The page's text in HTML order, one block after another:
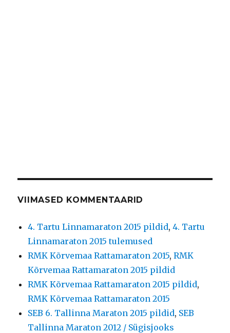
VIIMASED KOMMENTAARID
4. Tartu Linnamaraton 2015 pildid,4. Tartu
Linnamaraton 2015 tulemused
RMK Kõrvemaa Rattamaraton 2015,RMK
Kõrvemaa Rattamaraton 2015 pildid
RMK Kõrvemaa Rattamaraton 2015 pildid,
RMK Kõrvemaa Rattamaraton 2015
SEB 6. Tallinna Maraton 2015 pildid, SEB
Tallinna Maraton 2012 / Sügisjooks